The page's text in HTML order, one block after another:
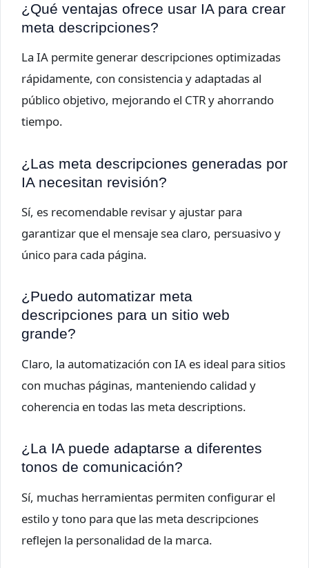
¿Qué ventajas ofrece usar IA para crear
meta descripciones?
La IA permite generar descripciones optimizadas
rápidamente, con consistencia y adaptadas al
público objetivo, mejorando el CTR y ahorrando
tiempo.
¿Las meta descripciones generadas por
IA necesitan revisión?
Sí, es recomendable revisar y ajustar para
garantizar que el mensaje sea claro, persuasivo y
único para cada página.
¿Puedo automatizar meta
descripciones para un sitio web
grande?
Claro, la automatización con IA es ideal para sitios
con muchas páginas, manteniendo calidad y
coherencia en todas las meta descriptions.
¿La IA puede adaptarse a diferentes
tonos de comunicación?
Sí, muchas herramientas permiten configurar el
estilo y tono para que las meta descripciones
reflejen la personalidad de la marca.